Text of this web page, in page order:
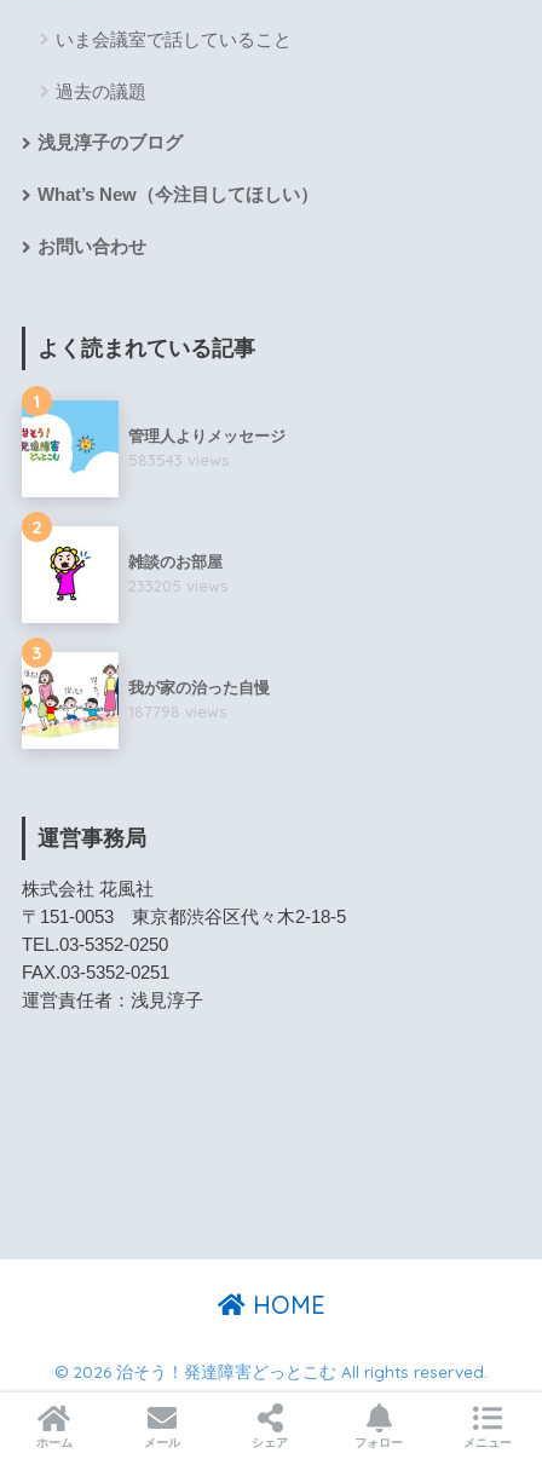
いま会議室で話していること
過去の議題
浅見淳子のブログ
What’s New（今注目してほしい）
お問い合わせ
よく読まれている記事
1
管理人よりメッセージ
583543 views
2
雑談のお部屋
233205 views
3
我が家の治った自慢
187798 views
運営事務局
株式会社 花風社
〒151-0053 東京都渋谷区代々木2-18-5
TEL.03-5352-0250
FAX.03-5352-0251
運営責任者：浅見淳子
HOME
© 2026 治そう！発達障害どっとこむ All rights reserved.
ホーム メール シェア フォロー メニュー